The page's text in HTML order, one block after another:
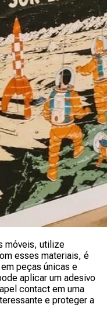
móveis, utilize
esses materiais, é
peças únicas e
aplicar um adesivo
contact em uma
e proteger a